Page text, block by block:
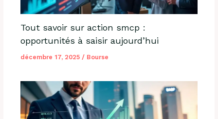
Tout savoir sur action smcp :
opportunités à saisir aujourd’hui
décembre 17, 2025 / Bourse